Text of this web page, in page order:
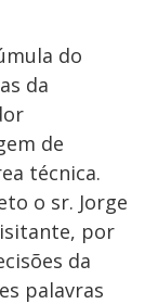
do
da
de
técnica.
o sr. Jorge
por
da
palavras